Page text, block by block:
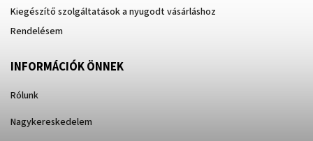
Kiegészítő szolgáltatások a nyugodt vásárláshoz
Rendelésem
INFORMÁCIÓK ÖNNEK
Rólunk
Nagykereskedelem